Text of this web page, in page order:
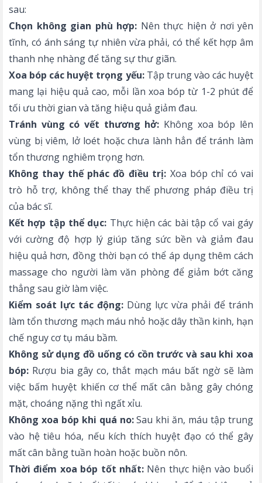
sau:
Chọn không gian phù hợp: Nên thực hiện ở nơi yên
tĩnh, có ánh sáng tự nhiên vừa phải, có thể kết hợp âm
thanh nhẹ nhàng để tăng sự thư giãn.
Xoa bóp các huyệt trọng yếu: Tập trung vào các huyệt
mang lại hiệu quả cao, mỗi lần xoa bóp từ 1-2 phút để
tối ưu thời gian và tăng hiệu quả giảm đau.
Tránh vùng có vết thương hở: Không xoa bóp lên
vùng bị viêm, lở loét hoặc chưa lành hẳn để tránh làm
tổn thương nghiêm trọng hơn.
Không thay thế phác đồ điều trị: Xoa bóp chỉ có vai
trò hỗ trợ, không thể thay thế phương pháp điều trị
của bác sĩ.
Kết hợp tập thể dục: Thực hiện các bài tập cổ vai gáy
với cường độ hợp lý giúp tăng sức bền và giảm đau
hiệu quả hơn, đồng thời bạn có thể áp dụng thêm cách
massage cho người làm văn phòng để giảm bớt căng
thẳng sau giờ làm việc.
Kiểm soát lực tác động: Dùng lực vừa phải để tránh
làm tổn thương mạch máu nhỏ hoặc dây thần kinh, hạn
chế nguy cơ tụ máu bầm.
Không sử dụng đồ uống có cồn trước và sau khi xoa
bóp: Rượu bia gây co, thắt mạch máu bất ngờ sẽ làm
việc bấm huyệt khiến cơ thể mất cân bằng gây chóng
mặt, choáng nặng thì ngất xỉu.
Không xoa bóp khi quá no:Sau khi ăn, máu tập trung
vào hệ tiêu hóa, nếu kích thích huyệt đạo có thể gây
mất cân bằng tuần hoàn hoặc buồn nôn.
Thời điểm xoa bóp tốt nhất: Nên thực hiện vào buổi